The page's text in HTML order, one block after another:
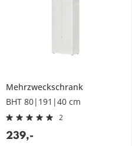
Mehrzweckschrank
BHT 80|191|40 cm
2
239,-